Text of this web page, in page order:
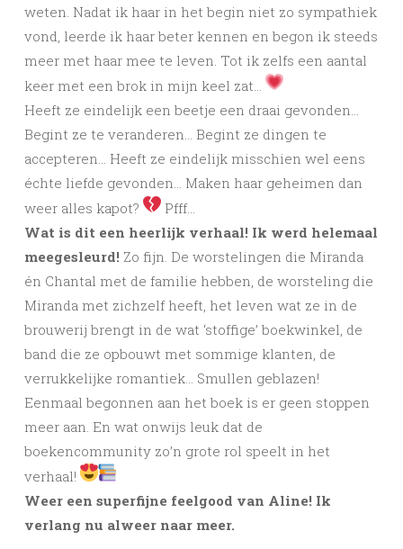
weten. Nadat ik haar in het begin niet zo sympathiek
vond, leerde ik haar beter kennen en begon ik steeds
meer met haar mee te leven. Tot ik zelfs een aantal
keer met een brok in mijn keel zat…
Heeft ze eindelijk een beetje een draai gevonden…
Begint ze te veranderen… Begint ze dingen te
accepteren… Heeft ze eindelijk misschien wel eens
échte liefde gevonden… Maken haar geheimen dan
weer alles kapot?
Pfff…
Wat is dit een heerlijk verhaal! Ik werd helemaal
meegesleurd! Zo fijn. De worstelingen die Miranda
én Chantal met de familie hebben, de worsteling die
Miranda met zichzelf heeft, het leven wat ze in de
brouwerij brengt in de wat ‘stoffige’ boekwinkel, de
band die ze opbouwt met sommige klanten, de
verrukkelijke romantiek… Smullen geblazen!
Eenmaal begonnen aan het boek is er geen stoppen
meer aan. En wat onwijs leuk dat de
boekencommunity zo’n grote rol speelt in het
verhaal!
Weer een superfijne feelgood van Aline! Ik
verlang nu alweer naar meer.